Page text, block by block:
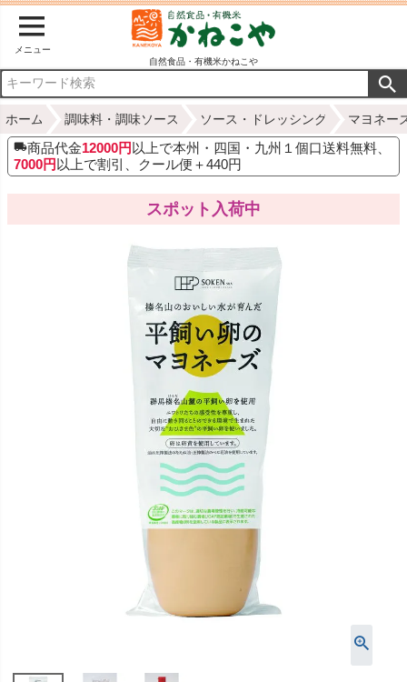
メニュー
自然食品・有機米かねこや
ホーム 調味料・調味ソース ソース・ドレッシング マヨネー
商品代金12000円 以上で本州・四国・九州１個口送料無料、
7000円 以上で割引、クール便＋440円
スポット入荷中